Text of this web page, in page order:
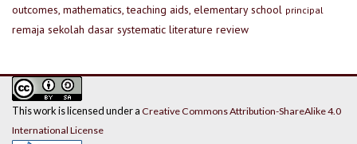
outcomes, mathematics, teaching aids, elementary school principal
remaja sekolah dasar systematic literature review
This work is licensed under a Creative Commons Attribution-ShareAlike 4.0
International License